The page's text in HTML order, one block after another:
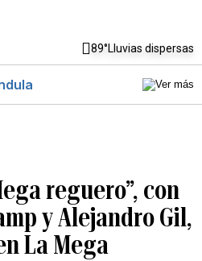
89°Lluvias dispersas
reguero”, con
y Alejandro Gil,
La Mega